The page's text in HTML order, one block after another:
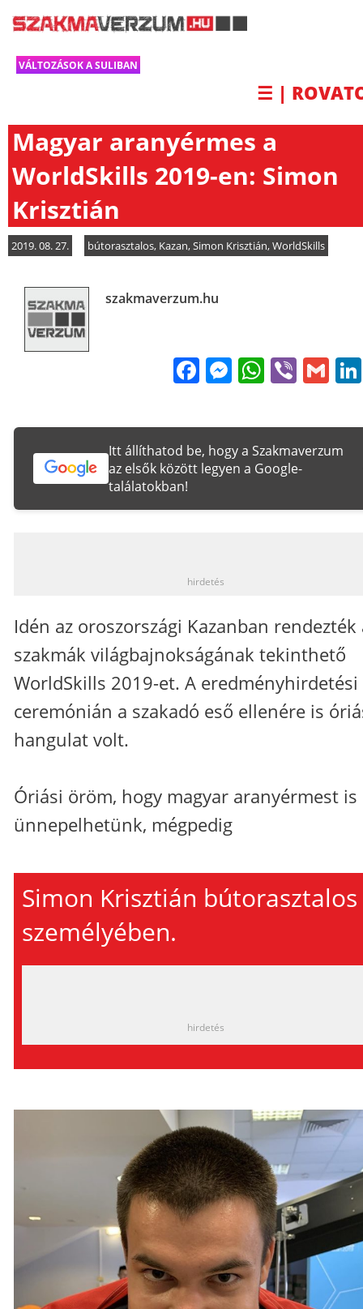
VÁLTOZÁSOK A SULIBAN
☰ |
Magyar aranyérmes a
WorldSkills 2019-en: Simon
Krisztián
2019. 08. 27. bútorasztalos, Kazan,Simon Krisztián,WorldSkills
szakmaverzum.hu
FacebookViber
Itt állíthatod be, hogy a Szakmaverzum
az elsők között legyen a Google-
találatokban!
hirdetés
Idén az oroszországi Kazanban rendezték
szakmák világbajnokságának tekinthető
WorldSkills 2019-et. A eredményhirdetési
ceremónián a szakadó eső ellenére is
hangulat volt.
Óriási öröm, hogy magyar aranyérmest is
ünnepelhetünk, mégpedig
Simon Krisztián bútorasztalos
személyében.
hirdetés